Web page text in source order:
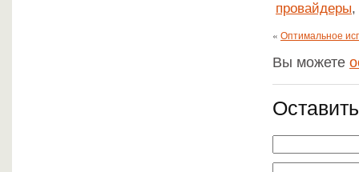
провайдеры,
« Оптимальное
Вы можете